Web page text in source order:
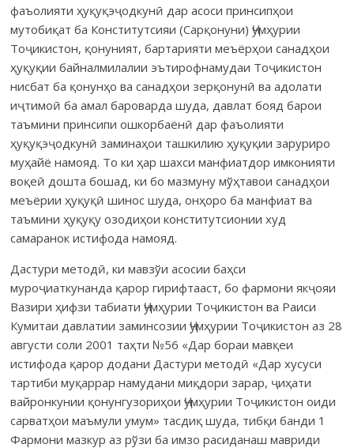
фаъолияти ҳуқуқэҷодкунӣ дар асоси принсипҳои
мутобиқат ба Конститутсияи (Сарқонуни) Ҷумҳурии
Тоҷикистон, қонуният, бартарияти меъёрҳои санадҳои
ҳуқуқии байналмилалии эътирофнамудаи Тоҷикистон
нисбат ба қонунҳо ва санадҳои зерқонунӣ ва адолати
иҷтимоӣ ба амал бароварда шуда, давлат бояд барои
таъмини принсипи ошкорбаёнӣ дар фаъолияти
ҳуқуқэҷодкунӣ заминаҳои ташкилию ҳуқуқии заруриро
муҳайё намояд. То ки ҳар шахси манфиатдор имконияти
воқеӣ дошта бошад, ки бо мазмуну мўҳтавои санадҳои
меъёрии ҳуқуқӣ шинос шуда, онҳоро ба манфиат ва
таъмини ҳуқуқу озодиҳои конститутсионии худ
самаранок истифода намояд.
Дастури методӣ, ки мавзўи асосии баҳси
муроҷиаткунанда қарор гирифтааст, бо фармони якҷояи
Вазири ҳифзи табиати Ҷумҳурии Тоҷикистон ва Раиси
Кумитаи давлатии заминсозии Ҷумҳурии Тоҷикистон аз 28
августи соли 2001 таҳти №56 «Дар бораи мавқеи
истифода қарор додани Дастури методӣ «Дар хусуси
тартиби муқаррар намудани миқдори зарар, ҷиҳати
вайронкунии қонунгузориҳои Ҷумҳурии Тоҷикистон оиди
сарватҳои маъмули умум» тасдиқ шуда, тибқи банди 1
Фармони мазкур аз рўзи ба имзо расиданаш мавриди